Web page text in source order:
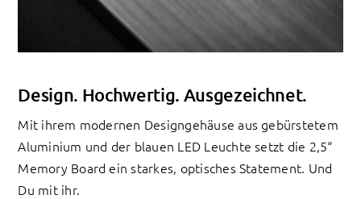
Design. Hochwertig. Ausgezeichnet.
Mit ihrem modernen Designgehäuse aus gebürstetem
Aluminium und der blauen LED Leuchte setzt die 2,5“
Memory Board ein starkes, optisches Statement. Und
Du mit ihr.